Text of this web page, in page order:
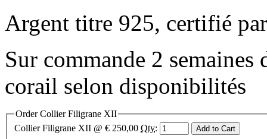
Argent titre 925, certifié
Sur commande 2
corail selon disponibilités
Order Collier Filigrane XII
Collier Filigrane XII @ € 250,00 Qty: